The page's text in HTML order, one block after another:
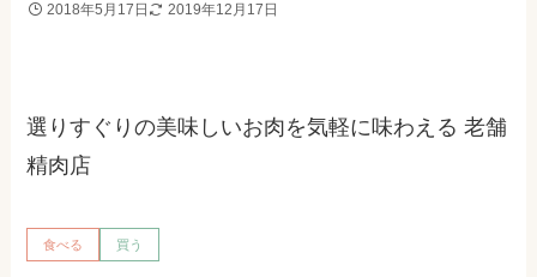
2018年5月17日 2019年12月17日
選りすぐりの美味しいお肉を気軽に味わえる 老舗
精肉店
食べる 買う